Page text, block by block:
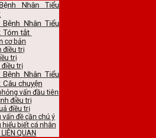
Nhân Tiểu
Nhân Tiểu
Tóm tắt
cơ bản
điều trị
trị
điều trị
Nhân Tiểu
chuyện
vấn đầu tiên
điều trị
điều trị
vấn đề cần chú ý
hiểu biết cá nhân
QUAN